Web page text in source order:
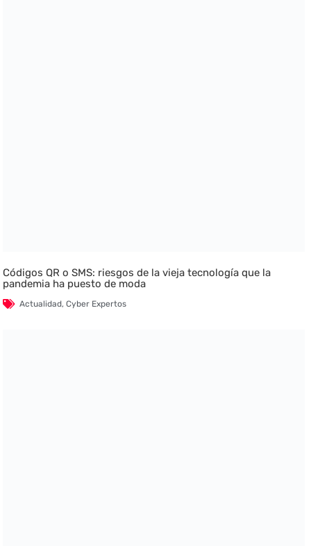
Códigos QR o SMS: riesgos de la vieja tecnología que la
pandemia ha puesto de moda
Actualidad,Cyber Expertos